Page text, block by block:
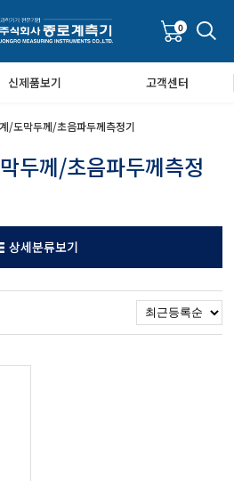
측정기
공지사항
Q&A
0
신제품보기 고객센터
/도막두께/초음파두께측정기
두께/초음파두께측정
상세분류보기